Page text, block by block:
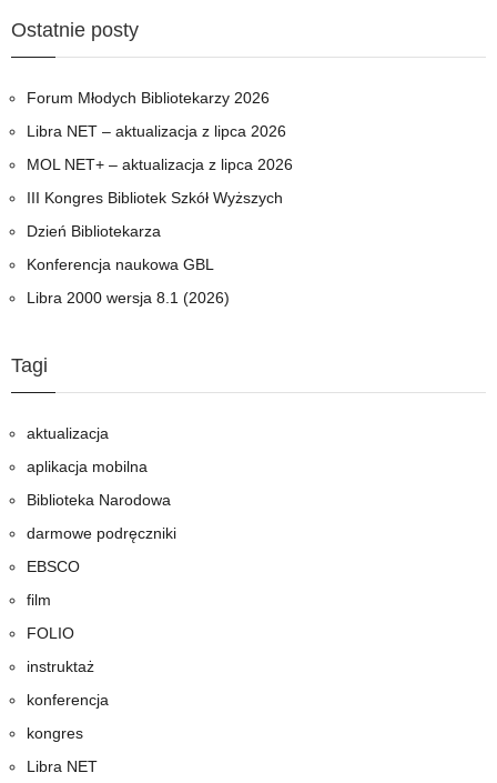
Ostatnie posty
Forum Młodych Bibliotekarzy 2026
Libra NET – aktualizacja z lipca 2026
MOL NET+ – aktualizacja z lipca 2026
III Kongres Bibliotek Szkół Wyższych
Dzień Bibliotekarza
Konferencja naukowa GBL
Libra 2000 wersja 8.1 (2026)
Tagi
aktualizacja
aplikacja mobilna
Biblioteka Narodowa
darmowe podręczniki
EBSCO
film
FOLIO
instruktaż
konferencja
kongres
Libra NET